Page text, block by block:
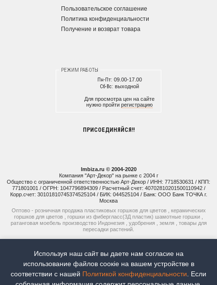
Пользовательское соглашение
Политика конфиденциальности
Получение и возврат товара
РЕЖИМ РАБОТЫ
Пн-Пт: 09.00-17.00
Сб-Вс: выходной
Для просмотра цен на сайте
нужно пройти регистрацию
ПРИСОЕДИНЯЙСЯ!!
Imbiza.ru © 2004-2020
Компания "Арт-Декор" на рынке с 2004 г
Общество с ограниченной ответственностью Арт-Декор / ИНН: 7718530631 / КПП:
771801001 / ОГРН: 1047796894309 / Расчетный счет: 40702810201500110942 /
Корр.счет: 30101810745374525104 / БИК: 044525104 / Банк: ООО Банк ТОЧКА г.
Москва
Оптово - розничная продажа пластиковых горшков для цветов , керамических
горшков для цветов , горшки из фибергласс(3Д пластик) шамотные горшки ,
ратанговая моебель производство Индонезия , удобрения , земля , товары для
пересадки растений.
+7 (925) 514-77-74
+7 (926) 941-15-51
Наш рейтинг:5
Всего отзывов:8
Используя наш сайт вы даете нам согласие на
использование файлов соoкіе на вашем устройстве в
соответствии с нашей Политикой конфиденциальности . Если